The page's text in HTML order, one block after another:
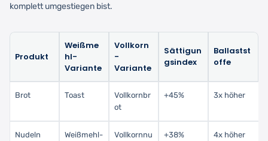
komplett umgestiegen bist.
Produkt
Weißme
hl-
Variante
Vollkorn
-
Variante
Sättigun
gsindex
Ballastst
offe
Brot Toast
Vollkornbr
ot
+45% 3x höher
Nudeln
Weißmehl-
Vollkornnu
+38% 4x höher